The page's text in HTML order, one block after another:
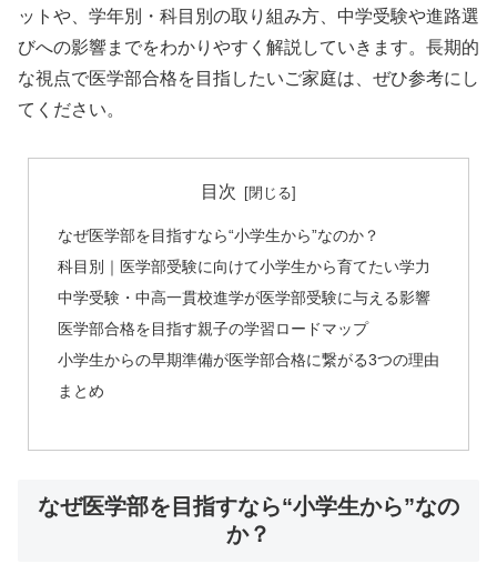
ットや、学年別・科目別の取り組み方、中学受験や進路選
びへの影響までをわかりやすく解説していきます。長期的
な視点で医学部合格を目指したいご家庭は、ぜひ参考にし
てください。
目次
なぜ医学部を目指すなら“小学生から”なのか？
科目別｜医学部受験に向けて小学生から育てたい学力
中学受験・中高一貫校進学が医学部受験に与える影響
医学部合格を目指す親子の学習ロードマップ
小学生からの早期準備が医学部合格に繋がる3つの理由
まとめ
なぜ医学部を目指すなら“小学生から”なの
か？